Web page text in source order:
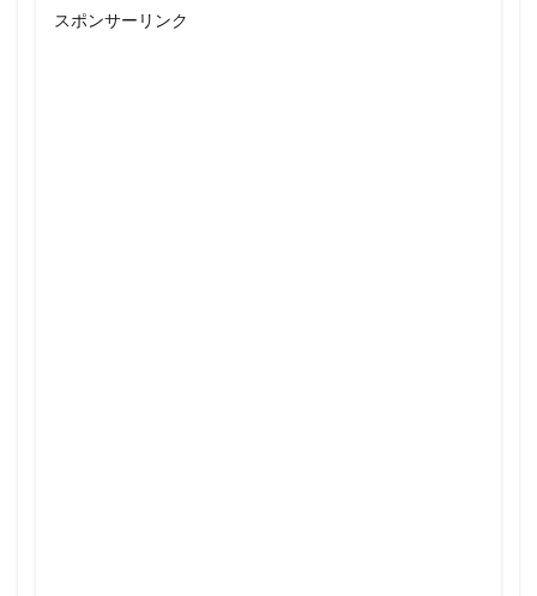
スポンサーリンク